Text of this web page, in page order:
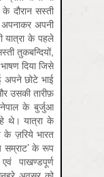
के दौरान सस्ती
अपनी
यात्रा के पहले
तुकबन्दियों,
दिया जिसे
अपने छोटे भाई
उसकी तारीफ़
के बुर्जुआ
थे। यात्रा के
के ज़रिये भारत
सम्राट’ के रूप
पाखण्डपूर्ण